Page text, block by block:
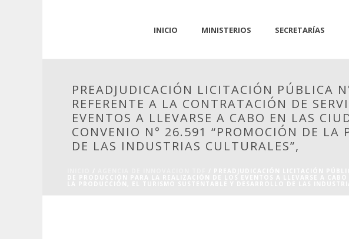
INICIO MINISTERIOS SECRETARÍAS
PREADJUDICACIÓN LICITACIÓN PÚBLICA
REFERENTE A LA CONTRATACIÓN DE
EVENTOS A LLEVARSE A CABO EN LAS
CONVENIO N° 26.591 “PROMOCIÓN DE LA
DE LAS INDUSTRIAS CULTURALES”,